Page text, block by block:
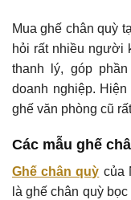
Mua ghế chân quỳ
hỏi rất nhiều người
thanh lý, góp
doanh nghiệp.
ghế văn phòng cũ
Các mẫu ghế
Ghế chân quỳ của
là ghế chân quỳ